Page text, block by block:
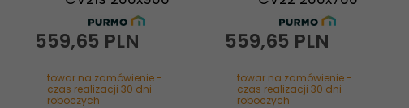
559,65 PLN
towar na zamówienie -
czas realizacji 30 dni
roboczych
559,65 PLN
towar na zamówienie -
czas realizacji 30 dni
roboczych